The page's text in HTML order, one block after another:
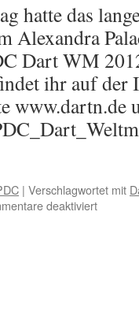
hatte das
Alexandra
Dart WM
ihr auf der
www.dartn.de
| Verschlagwortet mit
deaktiviertfür